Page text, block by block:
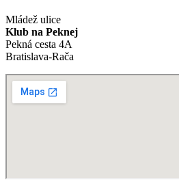
Mládež ulice
Klub na Peknej
Pekná cesta 4A
Bratislava-Rača